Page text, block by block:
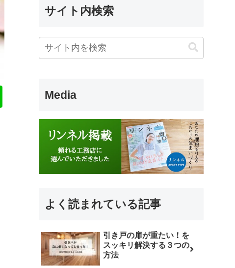
サイト内検索
Media
よく読まれている記事
引き戸の扉が重たい！を
スッキリ解決する３つの
方法